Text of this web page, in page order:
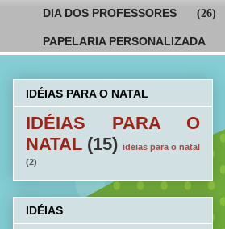
DIA DOS PROFESSORES (26)
PAPELARIA PERSONALIZADA
IDÉIAS PARA O NATAL
IDÉIAS PARA O
NATAL (15) ideias para o natal
(2)
IDÉIAS